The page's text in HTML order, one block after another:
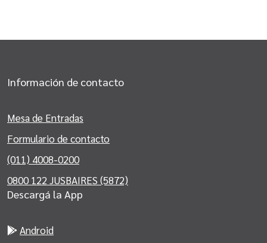
Información de contacto
Mesa de Entradas
Formulario de contacto
(011) 4008-0200
0800 122 JUSBAIRES (5872)
Descargá la App
Android